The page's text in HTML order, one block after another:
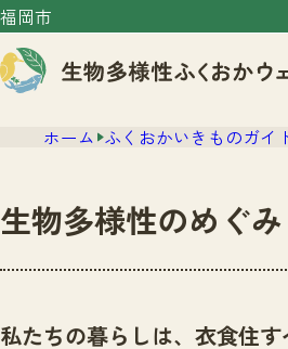
福岡市
センター紹介
ニュース
ホーム ふくおかいきものガイ
生物多様性のめぐみ
私たちの暮らしは、衣食住